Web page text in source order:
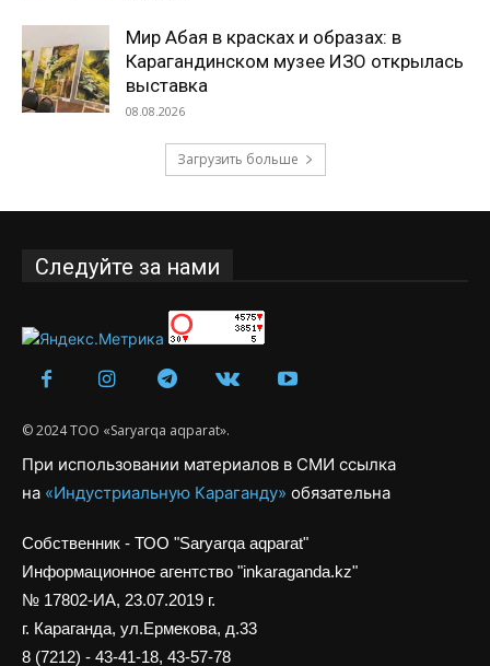
Мир Абая в красках и образах: в
Карагандинском музее ИЗО открылась
выставка
08.08.2026
Загрузить больше
Следуйте за нами
© 2024 ТОО «Saryarqa aqparat».
При использовании материалов в СМИ ссылка
на «Индустриальную Караганду» обязательна
Собственник - ТОО "Saryarqa aqparat"
Информационное агентство "inkaraganda.kz"
№ 17802-ИА, 23.07.2019 г.
г. Караганда, ул.Ермекова, д.33
8 (7212) - 43-41-18, 43-57-78